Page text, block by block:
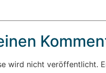
wird nicht veröffentlicht.